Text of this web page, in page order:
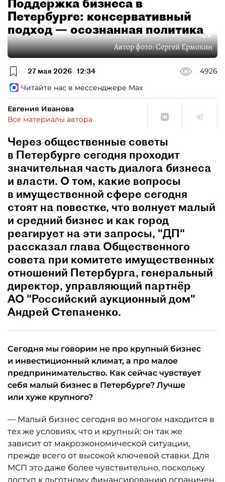
Петербурге: консервативный
подход — осознанная политика
Автор фото:Сергей Ермохин
27 мая 2026 12:34
4926
Читайте нас в мессенджере Max
Евгения Иванова
Все материалы автора
Через общественные советы
в Петербурге сегодня проходит
значительная часть диалога бизнеса
и власти. О том, какие вопросы
в имущественной сфере сегодня
стоят на повестке, что волнует малый
и средний бизнес и как город
реагирует на эти запросы, "ДП"
рассказал глава Общественного
совета при комитете имущественных
отношений Петербурга, генеральный
директор, управляющий партнёр
АО "Российский аукционный дом"
Андрей Степаненко.
Сегодня мы говорим не про крупный бизнес
и инвестиционный климат, а про малое
предпринимательство. Как сейчас чувствует
себя малый бизнес в Петербурге? Лучше
или хуже крупного?
— Малый бизнес сегодня во многом находится в
тех же условиях, что и крупный: он так же
зависит от макроэкономической ситуации,
прежде всего от высокой ключевой ставки. Для
МСП это даже более чувствительно, поскольку
доступ к льготному финансированию ограничен,